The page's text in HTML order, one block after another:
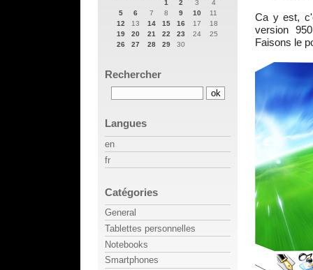
Ca y est,
version
Faisons le
1
2 3
4
5
6 7 8 9 10
11
12
13 14 15 16 17
18
19
20 21 22 23 24
25
26
27 28 29 30
Rechercher
Langues
en
fr
Catégories
General
Tablettes personnelles
Notebooks
Smartphones